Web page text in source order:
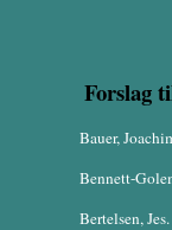
Forslag
Bauer,
Bennett-
Bertelsen,